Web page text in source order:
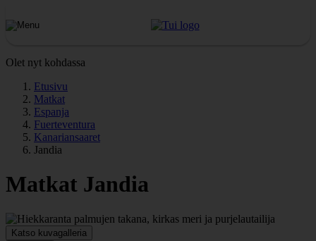
Olet nyt kohdassa
Etusivu
Matkat
Espanja
Fuerteventura
Kanariansaaret
Jandia
Matkat Jandia
Katso kuvagalleria